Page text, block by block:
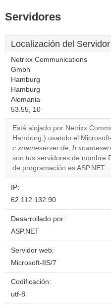
Servidores
Localización del Servidor
Netrixx Communications
Gmbh
Hamburg
Hamburg
Alemania
53.55, 10
Está alojado por Netrixx
Hamburg,) usando el
c.xnameserver.de,
son tus servidores de nombre
de programación es ASP.NET.
IP:
62.112.132.90
Desarrollado por:
ASP.NET
Servidor web:
Microsoft-IIS/7
Codificación:
utf-8